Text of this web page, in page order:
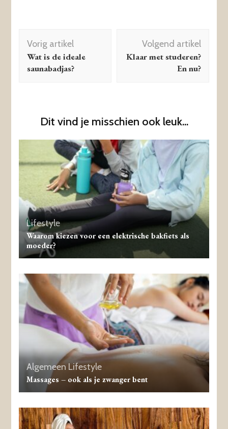
Berichtnavigatie
Vorig artikel
Wat is de ideale
saunabadjas?
Volgend artikel
Klaar met studeren?
En nu?
Dit vind je misschien ook leuk...
Lifestyle
Waarom kiezen voor een elektrische bakfiets als
moeder?
AlgemeenLifestyle
Massages – ook als je zwanger bent